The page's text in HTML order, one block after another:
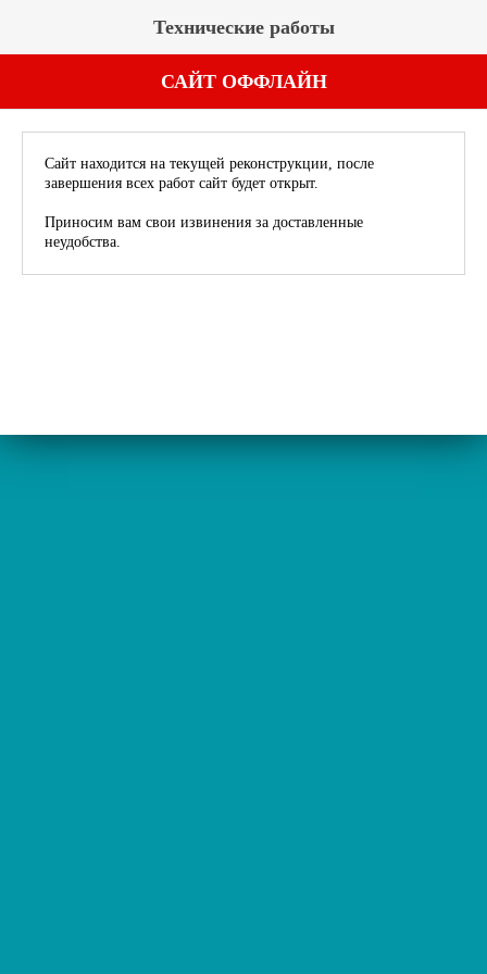
Технические работы
САЙТ ОФФЛАЙН
Сайт находится на текущей реконструкции, после
завершения всех работ сайт будет открыт.
Приносим вам свои извинения за доставленные
неудобства.